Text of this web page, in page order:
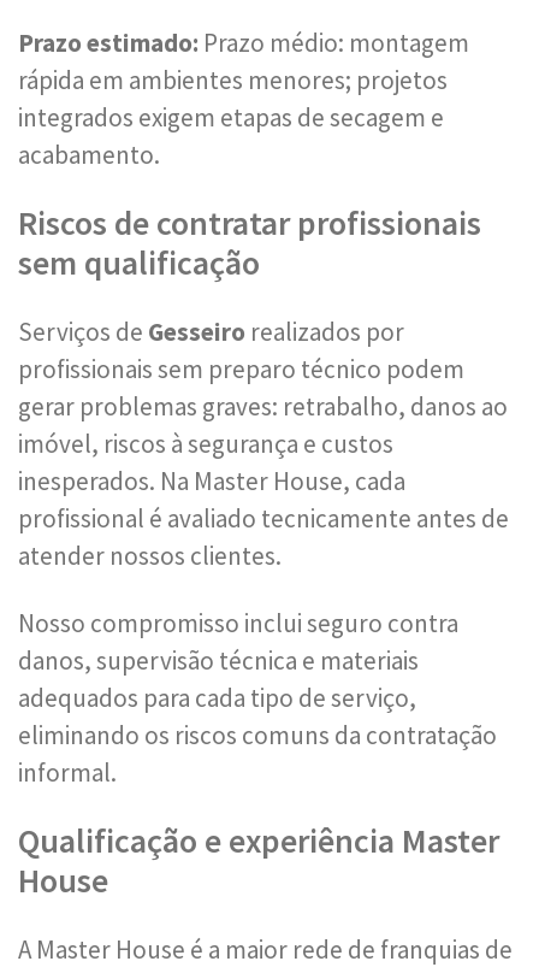
Prazo estimado: Prazo médio: montagem
rápida em ambientes menores; projetos
integrados exigem etapas de secagem e
acabamento.
Riscos de contratar profissionais
sem qualificação
Serviços de Gesseiro realizados por
profissionais sem preparo técnico podem
gerar problemas graves: retrabalho, danos ao
imóvel, riscos à segurança e custos
inesperados. Na Master House, cada
profissional é avaliado tecnicamente antes de
atender nossos clientes.
Nosso compromisso inclui seguro contra
danos, supervisão técnica e materiais
adequados para cada tipo de serviço,
eliminando os riscos comuns da contratação
informal.
Qualificação e experiência Master
House
A Master House é a maior rede de franquias de